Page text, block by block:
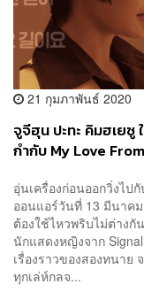
21 กุมภาพันธ์ 2020
จูจีฮุน ปะทะ คิมฮเยซู
กำกับ My Love
อุ่นเครื่องก่อนออกวิ่งไป
ออนแอร์วันที่ 13 มีนาค
ต้องใช้ไหวพริบไม่ต่าง
นักแสดงหญิงจาก
เรื่องราวของสองทนาย
ทุกเล่ห์กลจ...